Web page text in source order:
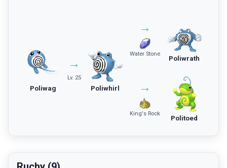
Poliwag
→
Lv. 25
Poliwhirl
→
Water Stone
Poliwrath
→
King's Rock
Politoed